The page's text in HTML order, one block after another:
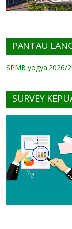
PANTAU
SPMB yogya 2026/
SURVEY